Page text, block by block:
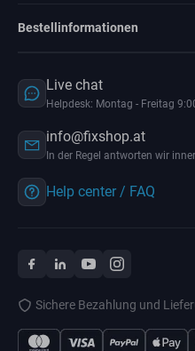
Bestellinformationen
Live chat
Helpdesk: Montag - Freitag
info@fixshop.at
In der Regel antworten wir
Help center / FAQ
Sichere Bezahlung und